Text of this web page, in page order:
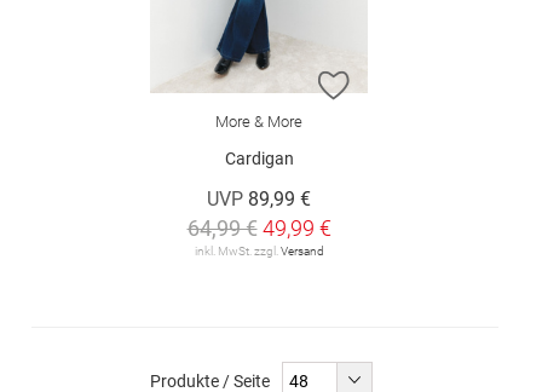
ZUR WUNSCHLISTE
More & More
Cardigan
UVP 89,99 €
64,99 € 49,99 €
inkl. MwSt. zzgl. Versand
Produkte / Seite